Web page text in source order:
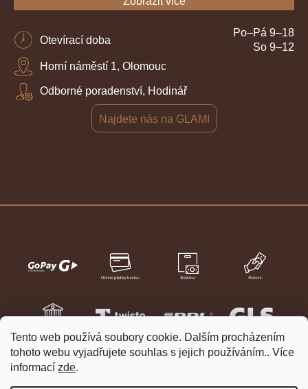
Tento web používá soubory cookie. Dalším procházením
tohoto webu vyjadřujete souhlas s jejich používáním.. Více
informací zde.
Otevírací doba
Po–Pá 9–18
So 9–12
Horní náměstí 1, Olomouc
Odborné poradenství, Hodinář
Najdete nás na GLAMI